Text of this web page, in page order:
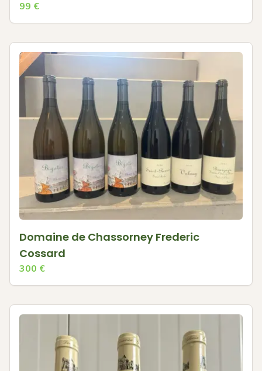
99 €
Domaine de Chassorney Frederic
Cossard
300 €